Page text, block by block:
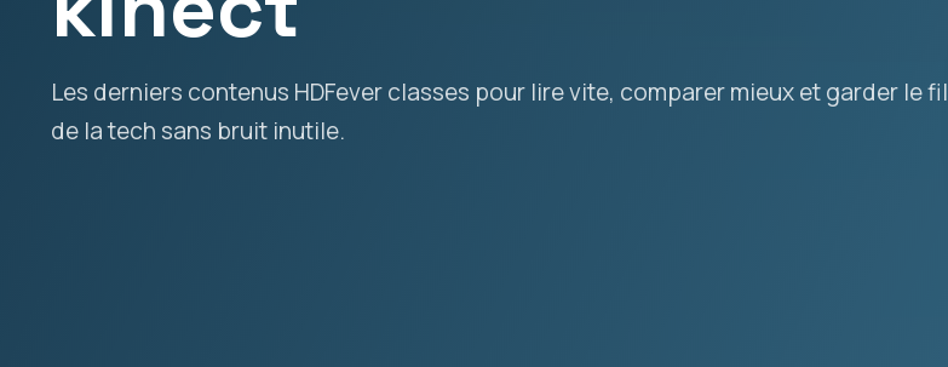
Les derniers contenus HDFever classes pour lire vite, comparer mieux et garder le fil
de la tech sans bruit inutile.